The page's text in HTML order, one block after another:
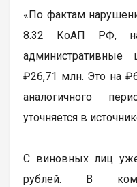
«По фактам
8.32 КоАП РФ, на
₽26,71 млн. Это на
аналогичного
уточняется в
С виновных лиц
рублей. В